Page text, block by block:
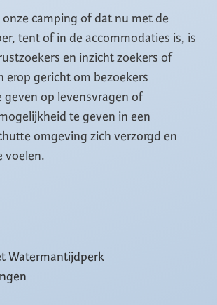
camping of dat nu met de
tent of in de accommodaties is, is
en inzicht zoekers of
erop gericht om bezoekers
op levensvragen of
te geven in een
omgeving zich verzorgd en
voelen.
Watermantijdperk